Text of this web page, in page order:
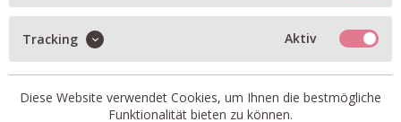
leichte Qualität
Strickbündchen
Artikel-Nr.:
262-15004-40
Passform:
fällt größengerecht aus
Tracking Aktiv
Diese Website verwendet Cookies, um Ihnen die bestmögliche
Funktionalität bieten zu können.